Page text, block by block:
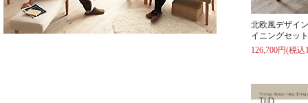
北欧風デザイ
イニングセッ
126,700円(税込